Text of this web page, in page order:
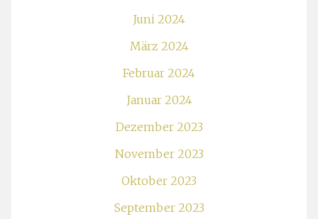
Juni 2024
März 2024
Februar 2024
Januar 2024
Dezember 2023
November 2023
Oktober 2023
September 2023